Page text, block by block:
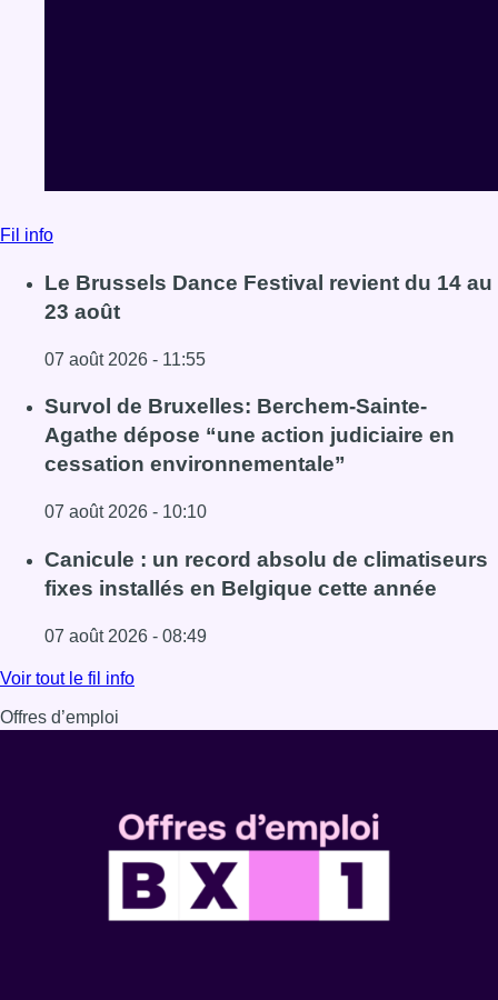
Fil info
Le Brussels Dance Festival revient du 14 au
23 août
07 août 2026 - 11:55
Lire l'article Le Brussels Dance Festival revient du 14 au
Survol de Bruxelles: Berchem-Sainte-
Agathe dépose “une action judiciaire en
cessation environnementale”
07 août 2026 - 10:10
Lire l'article Survol de Bruxelles: Berchem-Sainte-
Canicule : un record absolu de climatiseurs
fixes installés en Belgique cette année
07 août 2026 - 08:49
Lire l'article Canicule : un record absolu de climatiseurs
Voir tout le fil info
Offres d’emploi